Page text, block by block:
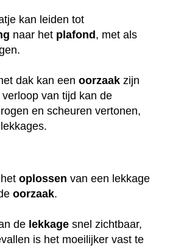
kan leiden tot
naar het plafond, met als
dak kan een oorzaak zijn
verloop van tijd kan de
en scheuren vertonen,
oplossen van een lekkage
oorzaak.
de lekkage snel zichtbaar,
is het moeilijker vast te